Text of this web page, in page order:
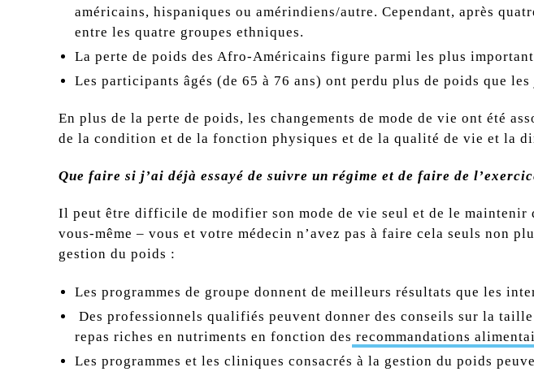
américains, hispaniques ou amérindiens/autre. Cependant, après
entre les quatre groupes ethniques.
La perte de poids des Afro-Américains figure parmi les plus
Les participants âgés (de 65 à 76 ans) ont perdu plus de poids que
En plus de la perte de poids, les changements de mode de vie ont été
de la condition et de la fonction physiques et de la qualité de vie et la
Que faire si j’ai déjà essayé de suivre un régime et de faire de
Il peut être difficile de modifier son mode de vie seul et de le maintenir
vous-même – vous et votre médecin n’avez pas à faire cela seuls non
gestion du poids :
Les programmes de groupe donnent de meilleurs résultats que les
Des professionnels qualifiés peuvent donner des conseils sur la
repas riches en nutriments en fonction des recommandations
Les programmes et les cliniques consacrés à la gestion du poids